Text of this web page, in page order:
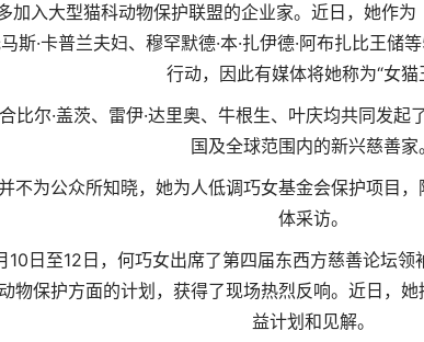
加入大型猫科动物保护联盟的企业家。近日，她作
斯·卡普兰夫妇、穆罕默德·本·扎伊德·阿布扎比王
行动，因此有媒体将她称为“女猫
比尔·盖茨、雷伊·达里奥、牛根生、叶庆均共同发
国及全球范围内的新兴慈善家。
不为公众所知晓，她为人低调巧女基金会保护项目
体采访。
10日至12日，何巧女出席了第四届东西方慈善论坛
物保护方面的计划，获得了现场热烈反响。近日，
益计划和见解。